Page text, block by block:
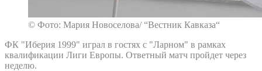
© Фото: Мария Новоселова/ “Вестник Кавказа“
ФК "Иберия 1999" играл в гостях с "Ларном" в рамках
квалификации Лиги Европы. Ответный матч пройдет через
неделю.